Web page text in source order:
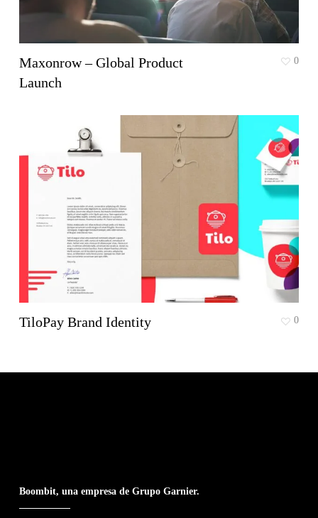
Maxonrow – Global Product
Launch
0
TiloPay Brand Identity 0
Boombit, una empresa de Grupo Garnier.